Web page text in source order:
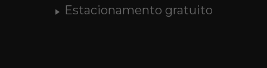
Estacionamento gratuito